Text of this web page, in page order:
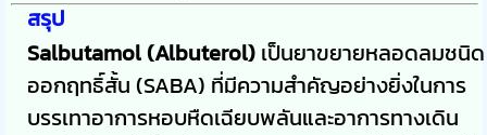
สรุป
Salbutamol (Albuterol) เป็นยาขยายหลอดลมชนิด
ออกฤทธิ์สั้น (SABA) ที่มีความสำคัญอย่างยิ่งในการ
บรรเทาอาการหอบหืดเฉียบพลันและอาการทางเดิน